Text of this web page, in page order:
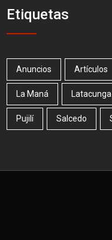
Etiquetas
Anuncios Artículos
La Maná Latacunga
Pujilí Salcedo